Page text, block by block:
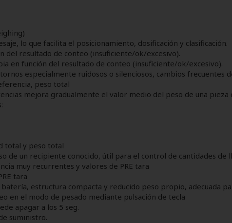
lo que facilita el posicionamiento, dosificación y clasificación.
del resultado de conteo (insuficiente/ok/excesivo).
en función del resultado de conteo (insuficiente/ok/excesivo).
especialmente ruidosos o silenciosos, cambios frecuentes
peso total
mejora gradualmente el valor medio del peso de una pieza
total y peso total
de un recipiente conocido, útil para el control de cantidades de
muy recurrentes y valores de PRE tara
tara
estructura compacta y reducido peso propio, adecuada
en el modo de pesado mediante pulsación de tecla
apagar a los 5 seg.
suministro.